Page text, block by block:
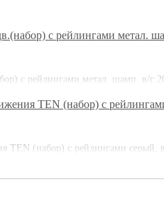
с рейлингами метал. шамп. в/
TEN (набор) с рейлингами серый,